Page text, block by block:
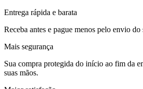
Entrega rápida e barata
Receba antes e pague menos pelo envio do
Mais segurança
Sua compra protegida do início ao fim da
suas mãos.